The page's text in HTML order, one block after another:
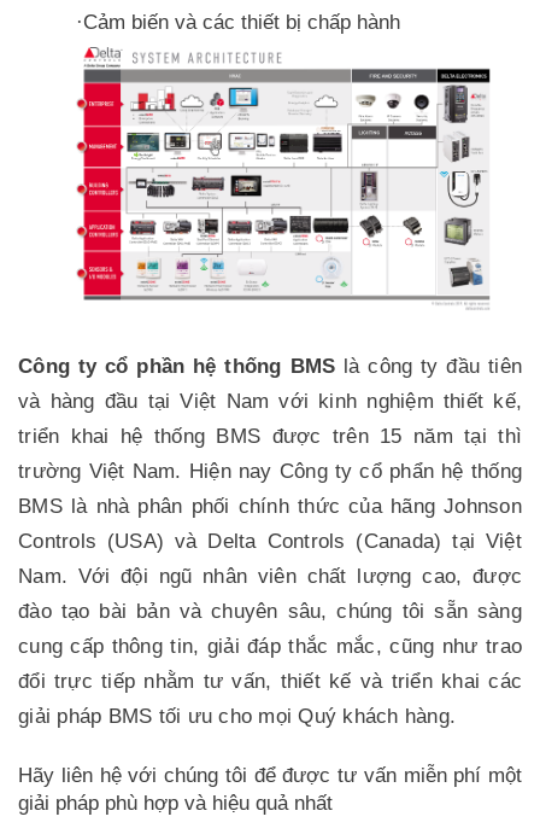
·Cảm biến và các thiết bị chấp hành
Công ty cổ phần hệ thống BMS là công ty đầu tiên
và hàng đầu tại Việt Nam với kinh nghiệm thiết kế,
triển khai hệ thống BMS được trên 15 năm tại thì
trường Việt Nam. Hiện nay Công ty cổ phẩn hệ thống
BMS là nhà phân phối chính thức của hãng Johnson
Controls (USA) và Delta Controls (Canada) tại Việt
Nam. Với đội ngũ nhân viên chất lượng cao, được
đào tạo bài bản và chuyên sâu, chúng tôi sẵn sàng
cung cấp thông tin, giải đáp thắc mắc, cũng như trao
đổi trực tiếp nhằm tư vấn, thiết kế và triển khai các
giải pháp BMS tối ưu cho mọi Quý khách hàng.
Hãy liên hệ với chúng tôi để được tư vấn miễn phí một
giải pháp phù hợp và hiệu quả nhất